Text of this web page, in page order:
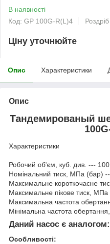
В наявності
Код: GP 100G-R(L)4
Роздріб
Ціну уточнюйте
Опис Характеристики
Опис
Тандемированый
Характеристики
Робочий об'єм, куб. див. --- 100
Номінальний тиск, МПа (бар)
Максимальне короткочасне
Максимальне пікове тиск,
Максимальна частота
Мінімальна частота
Даний насос є
Особливості: